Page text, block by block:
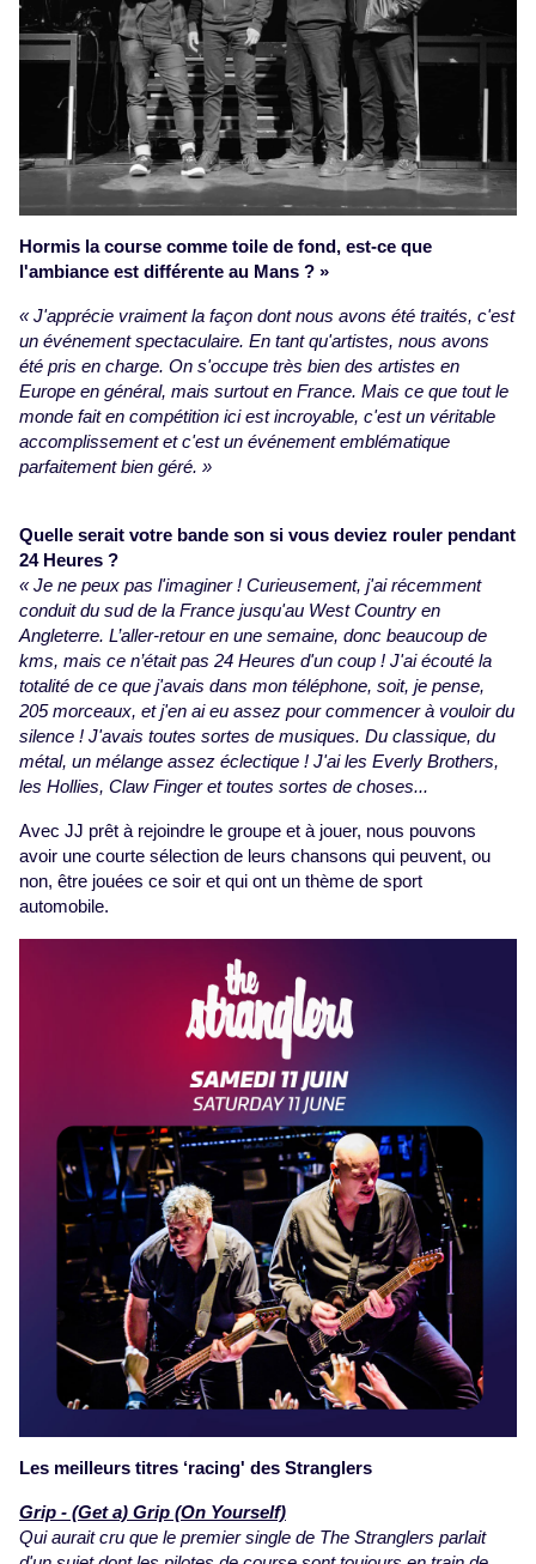
Hormis la course comme toile de fond, est-ce que
l'ambiance est différente au Mans ? »
« J'apprécie vraiment la façon dont nous avons été traités, c'est
un événement spectaculaire. En tant qu'artistes, nous avons
été pris en charge. On s'occupe très bien des artistes en
Europe en général, mais surtout en France. Mais ce que tout le
monde fait en compétition ici est incroyable, c'est un véritable
accomplissement et c'est un événement emblématique
parfaitement bien géré. »
Quelle serait votre bande son si vous deviez rouler pendant
24 Heures ?
« Je ne peux pas l'imaginer ! Curieusement, j'ai récemment
conduit du sud de la France jusqu'au West Country en
Angleterre. L’aller-retour en une semaine, donc beaucoup de
kms, mais ce n’était pas 24 Heures d'un coup ! J'ai écouté la
totalité de ce que j'avais dans mon téléphone, soit, je pense,
205 morceaux, et j'en ai eu assez pour commencer à vouloir du
silence ! J'avais toutes sortes de musiques. Du classique, du
métal, un mélange assez éclectique ! J'ai les Everly Brothers,
les Hollies, Claw Finger et toutes sortes de choses...
Avec JJ prêt à rejoindre le groupe et à jouer, nous pouvons
avoir une courte sélection de leurs chansons qui peuvent, ou
non, être jouées ce soir et qui ont un thème de sport
automobile.
Les meilleurs titres ‘racing' des Stranglers
Grip - (Get a) Grip (On Yourself)
Qui aurait cru que le premier single de The Stranglers parlait